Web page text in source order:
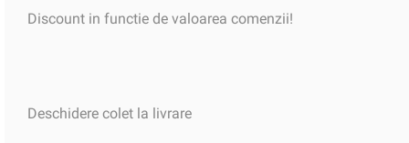
Discount in functie de valoarea comenzii!
Deschidere colet la livrare